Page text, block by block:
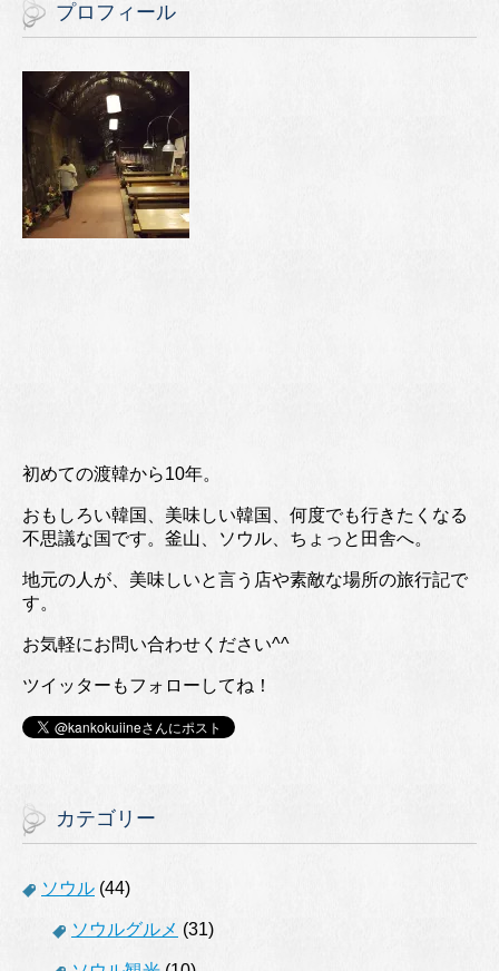
プロフィール
初めての渡韓から10年。
おもしろい韓国、美味しい韓国、何度でも行きたくなる
不思議な国です。釜山、ソウル、ちょっと田舎へ。
地元の人が、美味しいと言う店や素敵な場所の旅行記で
す。
お気軽にお問い合わせください^^
ツイッターもフォローしてね！
カテゴリー
ソウル (44)
ソウルグルメ (31)